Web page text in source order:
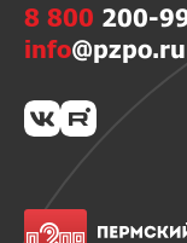
8 800 200-
info@pzpo.ru